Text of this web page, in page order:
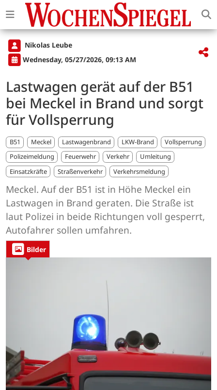
Nikolas Leube
Wednesday, 05/27/2026, 09:13 AM
Lastwagen gerät auf der B51
bei Meckel in Brand und sorgt
für Vollsperrung
B51 Meckel Lastwagenbrand LKW-Brand
Vollsperrung
Polizeimeldung
Feuerwehr Verkehr
Umleitung
Einsatzkräfte
Straßenverkehr Verkehrsmeldung
Meckel. Auf der B51 ist in Höhe Meckel ein
Lastwagen in Brand geraten. Die Straße ist
laut Polizei in beide Richtungen voll gesperrt,
Autofahrer sollen umfahren.
Bilder